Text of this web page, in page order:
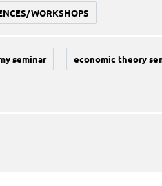
WORKSHOPS
seminar economic theory